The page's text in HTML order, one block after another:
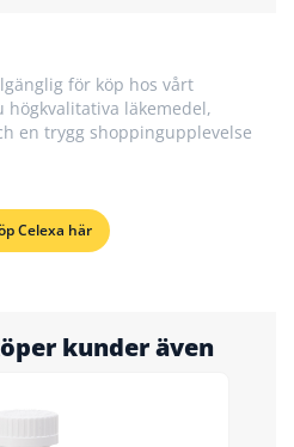
för köp hos vårt
läkemedel,
en trygg shoppingupplevelse
Celexa här
kunder även